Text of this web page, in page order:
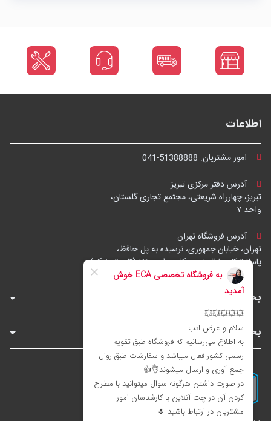
اطلاعات
امور مشتریان: 041-51388888
آدرس دفتر مرکزی تبریز:
تبریز، چهارراه شریعتی، مجتمع تجاری گلستان،
واحد ۷
آدرس فروشگاه تهران:
تهران، خیابان جمهوری، نرسیده به پل حافظ،
پاساژ توکل، طبقه زیرهمکف، واحد B6 (تاپ ترونیک)
بخش‌های فروشگاه
بخش‌های سایت